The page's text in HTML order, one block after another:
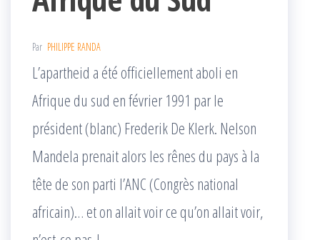
Par PHILIPPE RANDA
L’apartheid a été officiellement aboli en
Afrique du sud en février 1991 par le
président (blanc) Frederik De Klerk. Nelson
Mandela prenait alors les rênes du pays à la
tête de son parti l’ANC (Congrès national
africain)… et on allait voir ce qu’on allait voir,